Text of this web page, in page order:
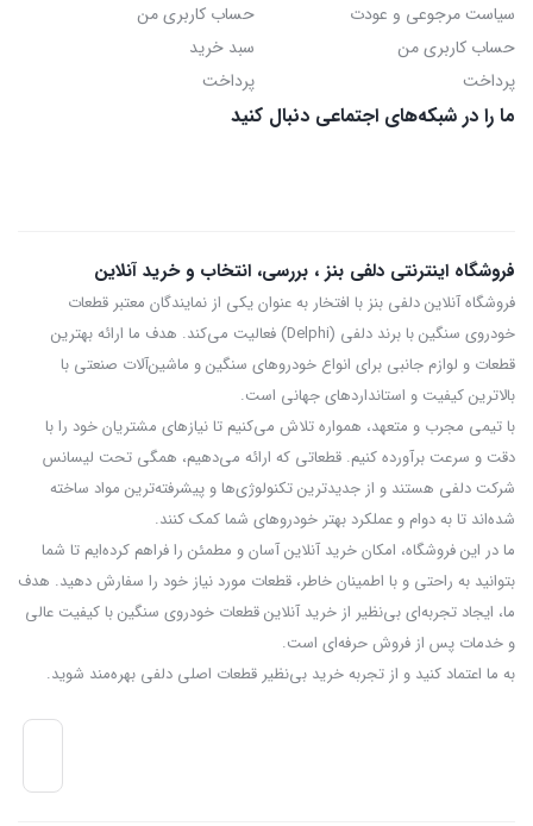
سیاست مرجوعی و عودت
حساب کاربری من
پرداخت
حساب کاربری من
سبد خرید
پرداخت
ما را در شبکه‌های اجتماعی دنبال کنید
فروشگاه اینترنتی دلفی بنز ، بررسی، انتخاب و خرید آنلاین
فروشگاه آنلاین دلفی بنز با افتخار به عنوان یکی از نمایندگان معتبر قطعات
خودروی سنگین با برند دلفی (Delphi) فعالیت می‌کند. هدف ما ارائه بهترین
قطعات و لوازم جانبی برای انواع خودروهای سنگین و ماشین‌آلات صنعتی با
بالاترین کیفیت و استانداردهای جهانی است.
با تیمی مجرب و متعهد، همواره تلاش می‌کنیم تا نیازهای مشتریان خود را با
دقت و سرعت برآورده کنیم. قطعاتی که ارائه می‌دهیم، همگی تحت لیسانس
شرکت دلفی هستند و از جدیدترین تکنولوژی‌ها و پیشرفته‌ترین مواد ساخته
شده‌اند تا به دوام و عملکرد بهتر خودروهای شما کمک کنند.
ما در این فروشگاه، امکان خرید آنلاین آسان و مطمئن را فراهم کرده‌ایم تا شما
بتوانید به راحتی و با اطمینان خاطر، قطعات مورد نیاز خود را سفارش دهید. هدف
ما، ایجاد تجربه‌ای بی‌نظیر از خرید آنلاین قطعات خودروی سنگین با کیفیت عالی
و خدمات پس از فروش حرفه‌ای است.
به ما اعتماد کنید و از تجربه‌ خرید بی‌نظیر قطعات اصلی دلفی بهره‌مند شوید.